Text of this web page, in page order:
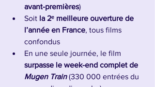
avant-premières)
Soit la 2ᵉ meilleure ouverture de
l’année en France, tous films
confondus
En une seule journée, le film
surpasse le week-end complet de
Mugen Train (330 000 entrées du